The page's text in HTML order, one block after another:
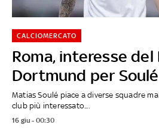
Roma, interesse del
Dortmund per Soulé
CALCIOMERCATO
Matias Soulé piace a diverse squadre
club più interessato....
16 giu - 00:30